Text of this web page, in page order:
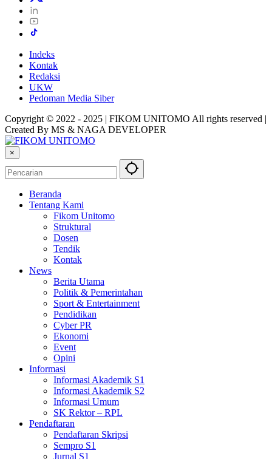
Indeks
Kontak
Redaksi
UKW
Pedoman Media Siber
Copyright © 2022 - 2025 | FIKOM UNITOMO All rights reserved |
Created By MS & NAGA DEVELOPER
×
Beranda
Tentang Kami
Fikom Unitomo
Struktural
Dosen
Tendik
Kontak
News
Berita Utama
Politik & Pemerintahan
Sport & Entertainment
Pendidikan
Cyber PR
Ekonomi
Event
Opini
Informasi
Informasi Akademik S1
Informasi Akademik S2
Informasi Umum
SK Rektor – RPL
Pendaftaran
Pendaftaran Skripsi
Sempro S1
Jurnal S1